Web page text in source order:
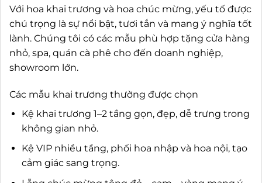
Với hoa khai trương và hoa chúc mừng, yếu tố được
chú trọng là sự nổi bật, tươi tắn và mang ý nghĩa tốt
lành. Chúng tôi có các mẫu phù hợp tặng cửa hàng
nhỏ, spa, quán cà phê cho đến doanh nghiệp,
showroom lớn.
Các mẫu khai trương thường được chọn
Kệ khai trương 1–2 tầng gọn, đẹp, dễ trưng trong
không gian nhỏ.
Kệ VIP nhiều tầng, phối hoa nhập và hoa nội, tạo
cảm giác sang trọng.